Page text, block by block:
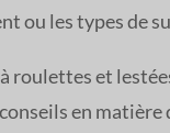
ou les types de
roulettes et
en